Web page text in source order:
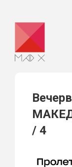
content
/ 4